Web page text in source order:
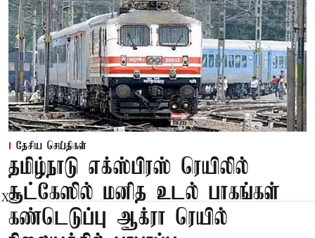
தேசிய செய்திகள்
தமிழ்நாடு எக்ஸ்பிரஸ் ரெயிலில்
சூட்கேஸில் மனித உடல் பாகங்கள்
கண்டெடுப்பு ஆக்ரா ரெயில்
X